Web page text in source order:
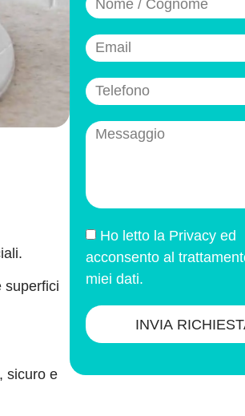
superfici
sicuro e
Ho letto la Privacy ed
acconsento al
miei dati.
INVIA